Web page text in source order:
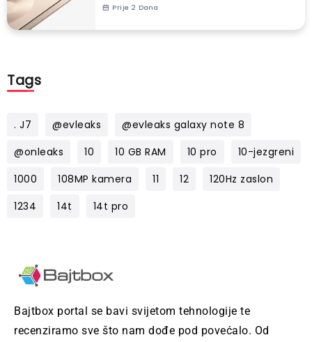
Prije 2 Dana
Tags
. J7 @evleaks
@evleaks galaxy note 8
@onleaks
10 10 GB RAM 10 pro
10-jezgreni
1000
108MP kamera 11 12
120Hz zaslon
1234
14t 14t pro
Bajtbox portal se bavi svijetom tehnologije te
recenziramo sve što nam dođe pod povećalo. Od